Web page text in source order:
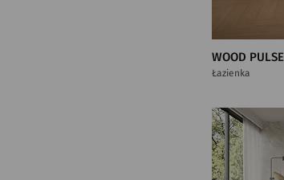
WOOD PULSE
Łazienka